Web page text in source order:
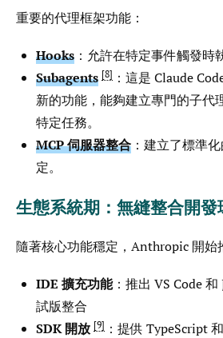
重要的代理框架功能：
Hooks ：允許在特定事件觸發時
Subagents 8
：這是 Claude
新的功能，能夠建立專門的子代
特定任務。
MCP 伺服器整合 ：建立了標準
定。
生態系統期：無縫整合開發
隨著核心功能穩定，Anthropic 開始
IDE 擴充功能：推出 VS Code
試版整合
SDK 開放 9
：提供 TypeScript